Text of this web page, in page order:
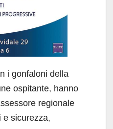
i gonfaloni della
ospitante, hanno
regionale
e sicurezza,